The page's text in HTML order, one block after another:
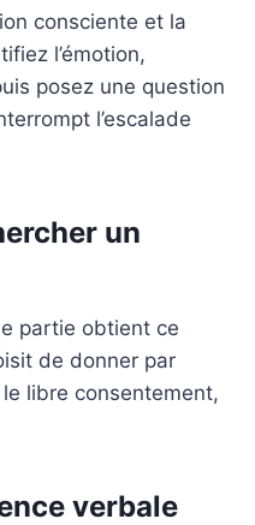
consciente et la
l’émotion,
posez une question
l’escalade
un
partie obtient ce
de donner par
libre consentement,
verbale